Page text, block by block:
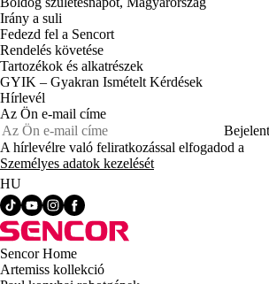
Irány a suli
Fedezd fel a Sencort
Rendelés követése
Tartozékok és alkatrészek
GYIK – Gyakran Ismételt Kérdések
Hírlevél
Az Ön e-mail címe
A hírlevélre való feliratkozással elfogadod a
Személyes adatok kezelését
HU
Sencor Home
Artemiss kollekció